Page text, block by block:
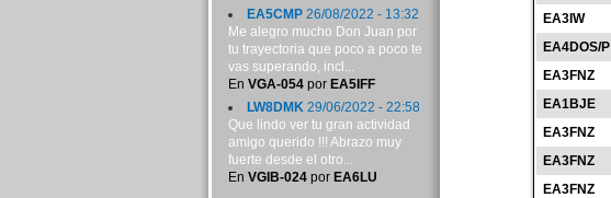
EA3IW
EA4DOS/P
EA3FNZ
EA1BJE
EA3FNZ
EA3FNZ
EA3FNZ
EA5CMP26/08/2022 - 13:32
Me alegro mucho Don Juan por
tu trayectoria que poco a poco te
vas superando, incl...
En VGA-054por EA5IFF
LW8DMK29/06/2022 - 22:58
Que lindo ver tu gran actividad
amigo querido !!! Abrazo muy
fuerte desde el otro...
En VGIB-024por EA6LU